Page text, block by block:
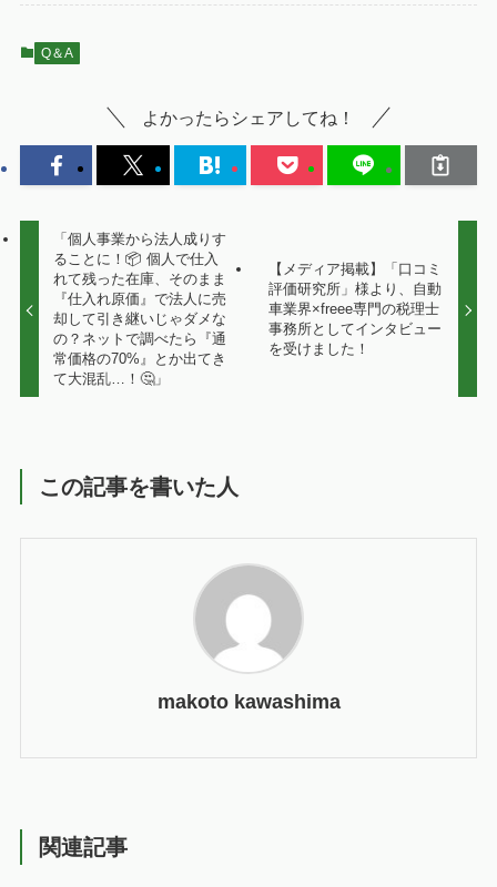
Q＆A
よかったらシェアしてね！
「個人事業から法人成りす
ることに！📦 個人で仕入
れて残った在庫、そのまま
『仕入れ原価』で法人に売
却して引き継いじゃダメな
の？ネットで調べたら『通
常価格の70%』とか出てき
て大混乱…！🤔」
【メディア掲載】「口コミ
評価研究所」様より、自動
車業界×freee専門の税理士
事務所としてインタビュー
を受けました！
この記事を書いた人
makoto kawashima
関連記事